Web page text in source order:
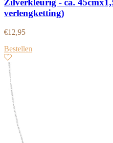
Zilverkleurig - ca.
verlengketting)
€12,95
Bestellen